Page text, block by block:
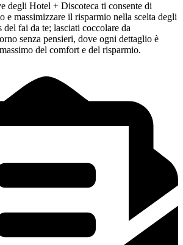
degli Hotel + Discoteca ti consente di
e massimizzare il risparmio nella scelta degli
fai da te; lasciati coccolare da
senza pensieri, dove ogni dettaglio è
del comfort e del risparmio.